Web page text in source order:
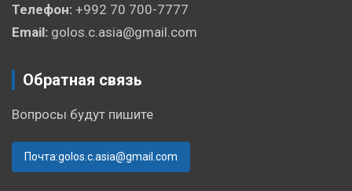
Телефон: +992 70 700-7777
Email: golos.c.asia@gmail.com
Обратная связь
Вопросы будут пишите
Почта:golos.c.asia@gmail.com